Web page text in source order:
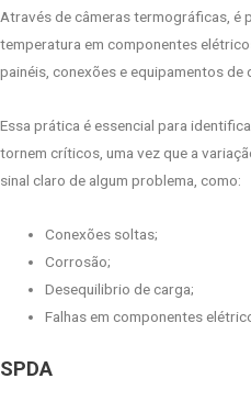
Através de câmeras termográficas, é
temperatura em componentes
painéis, conexões e equipamentos de
Essa prática é essencial para
tornem críticos, uma vez que a
sinal claro de algum problema, como:
Conexões soltas;
Corrosão;
Desequilibrio de carga;
Falhas em componentes
SPDA